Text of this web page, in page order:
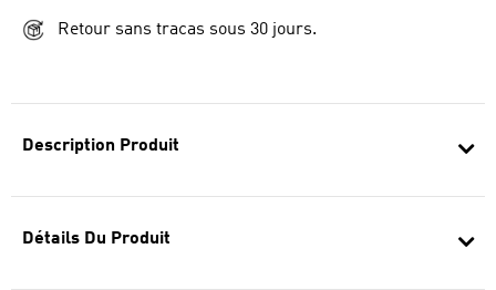
Description Produit
Détails Du Produit
Retour sans tracas sous 30 jours.